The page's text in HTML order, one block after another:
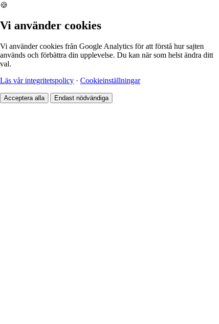
🍪
Vi använder cookies
Vi använder cookies från Google Analytics för att förstå hur sajten
används och förbättra din upplevelse. Du kan när som helst ändra ditt
val.
Läs vår integritetspolicy · Cookieinställningar
Acceptera alla Endast nödvändiga